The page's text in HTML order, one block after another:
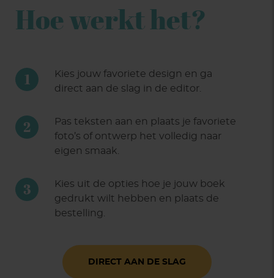
Hoe werkt het?
1
Kies jouw favoriete design en ga
direct aan de slag in de editor.
2
Pas teksten aan en plaats je favoriete
foto’s of ontwerp het volledig naar
eigen smaak.
3
Kies uit de opties hoe je jouw boek
gedrukt wilt hebben en plaats de
bestelling.
DIRECT AAN DE SLAG